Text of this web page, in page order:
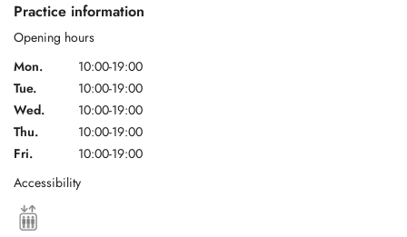
Practice information
Opening hours
Mon.
10:00-19:00
Tue.
10:00-19:00
Wed.
10:00-19:00
Thu.
10:00-19:00
Fri.
10:00-19:00
Accessibility